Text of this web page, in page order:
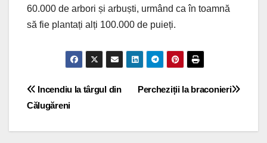
60.000 de arbori și arbuști, urmând ca în toamnă
să fie plantați alți 100.000 de puieți.
Navigare
Percheziții la braconieri
Incendiu la târgul din
Călugăreni